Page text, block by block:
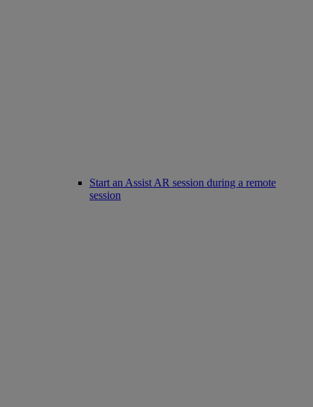
Start an Assist AR session during a remote
session